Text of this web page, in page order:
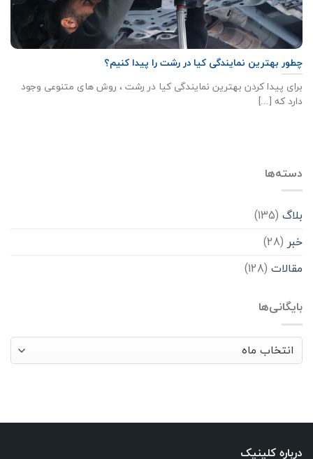
چطور بهترین نمایندگی کیا در رشت را پیدا کنیم؟
برای پیدا کردن بهترین نمایندگی کیا در رشت ، روش های متنوعی وجود
دارد که [...]
دسته‌ها
بلاگ (135)
خبر (28)
مقالات (128)
بایگانی‌ها
بایگانی‌ها
درباره کلینیک